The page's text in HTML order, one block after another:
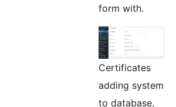
form with.
Certificates
adding system
to database.